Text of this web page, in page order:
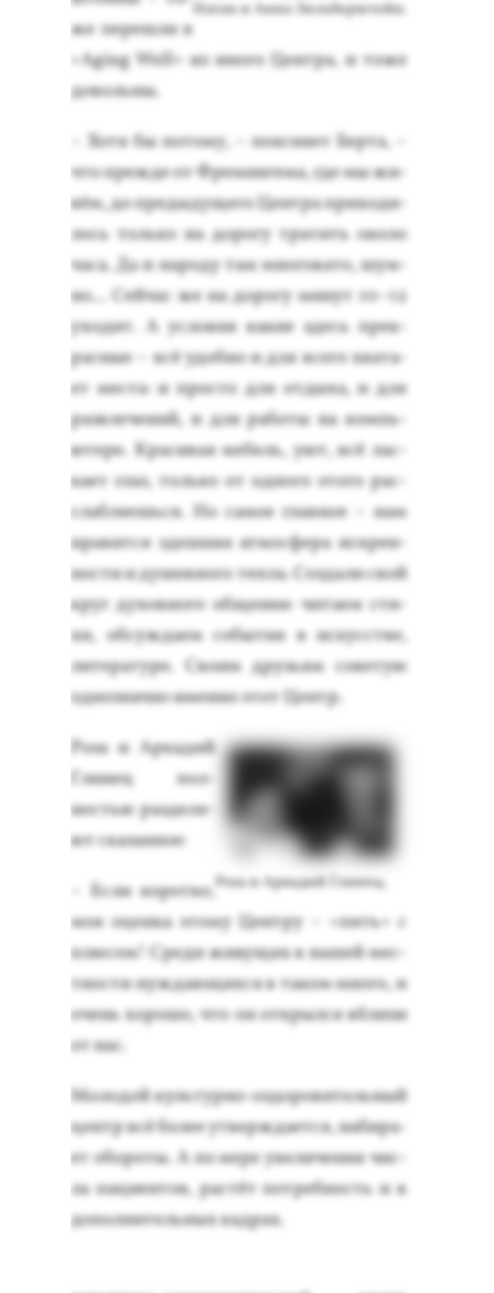
Натан и Анна Зильберштейн.
же пе­реш­ли в
«Aging Well» из ино­го Цен­тра, и то­же
до­воль­ны.
– Хо­тя бы по­тому, – по­яс­ня­ет Бер­та, –
что преж­де от Фре­мин­ге­ма, где мы жи­
вём, до пре­дыду­щего Цен­тра при­ходи­
лось толь­ко на до­рогу тра­тить око­ло
ча­са. Да и на­роду там мно­гова­то, шум­
но... Сей­час же на до­рогу ми­нут 10–12
ухо­дит. А ус­ло­вия ка­кие здесь прек­
расные – всё удоб­но и для все­го хва­та­
ет мес­та: и прос­то для от­ды­ха, и для
раз­вле­чений, и для ра­боты на компь­
юте­ре. Кра­сивая ме­бель, у­ют, всё лас­
ка­ет глаз, толь­ко от од­но­го это­го рас­
слаб­ля­ешь­ся. Но са­мое глав­ное – нам
нра­вит­ся здеш­няя ат­мосфе­ра ис­крен­
ности и ду­шев­но­го теп­ла. Соз­да­ли свой
круг ду­хов­но­го об­ще­ния: чи­та­ем сти­
хи, об­сужда­ем со­бытия в ис­кусс­тве,
ли­тера­туре. Сво­им друзь­ям со­ветую
од­нознач­но имен­но этот Центр.
Роза и Аркадий Глинец.
Ро­за и Ар­ка­дий
Гли­нец пол­
ностью раз­де­ля­
ют ска­зан­ное:
– Ес­ли ко­рот­ко,
моя оцен­ка это­му Цен­тру – «пять» с
плю­сом! Сре­ди жи­вущих в на­шей мес­
тнос­ти нуж­да­ющих­ся в та­ком мно­го, и
очень хо­рошо, что он от­крыл­ся вбли­зи
от нас.
Мо­лодой куль­тур­но-оз­до­рови­тель­ный
центр всё бо­лее ут­вер­жда­ет­ся, на­бира­
ет обо­роты. А по ме­ре уве­личе­ния чис­
ла па­ци­ен­тов, рас­тёт пот­ребность и в
до­пол­ни­тель­ных кад­рах.